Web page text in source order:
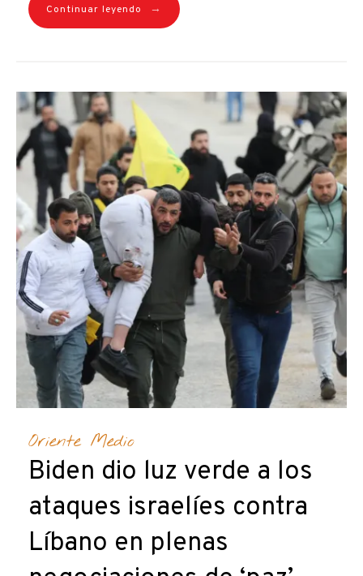
Continuar leyendo →
Oriente Medio
Biden dio luz verde a los
ataques israelíes contra
Líbano en plenas